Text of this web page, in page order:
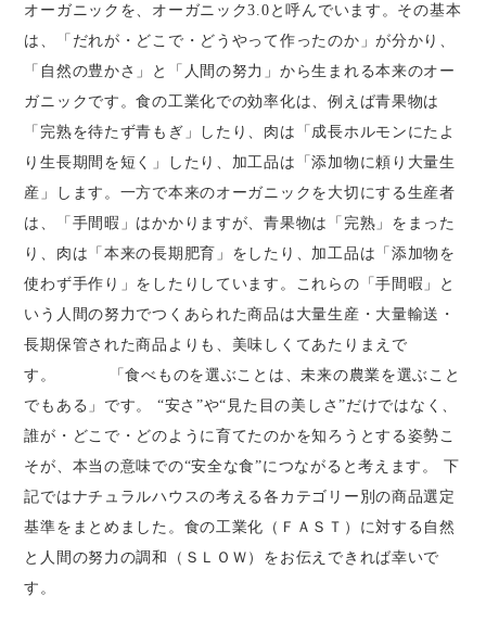
オーガニックを、オーガニック3.0と呼んでいます。その基本
は、「だれが・どこで・どうやって作ったのか」が分かり、
「自然の豊かさ」と「人間の努力」から生まれる本来のオー
ガニックです。食の工業化での効率化は、例えば青果物は
「完熟を待たず青もぎ」したり、肉は「成長ホルモンにたよ
り生長期間を短く」したり、加工品は「添加物に頼り大量生
産」します。一方で本来のオーガニックを大切にする生産者
は、「手間暇」はかかりますが、青果物は「完熟」をまった
り、肉は「本来の長期肥育」をしたり、加工品は「添加物を
使わず手作り」をしたりしています。これらの「手間暇」と
いう人間の努力でつくあられた商品は大量生産・大量輸送・
長期保管された商品よりも、美味しくてあたりまえで
す。 「食べものを選ぶことは、未来の農業を選ぶこと
でもある」です。 “安さ”や“見た目の美しさ”だけではなく、
誰が・どこで・どのように育てたのかを知ろうとする姿勢こ
そが、本当の意味での“安全な食”につながると考えます。 下
記ではナチュラルハウスの考える各カテゴリー別の商品選定
基準をまとめました。食の工業化（ＦＡＳＴ）に対する自然
と人間の努力の調和（ＳＬＯＷ）をお伝えできれば幸いで
す。